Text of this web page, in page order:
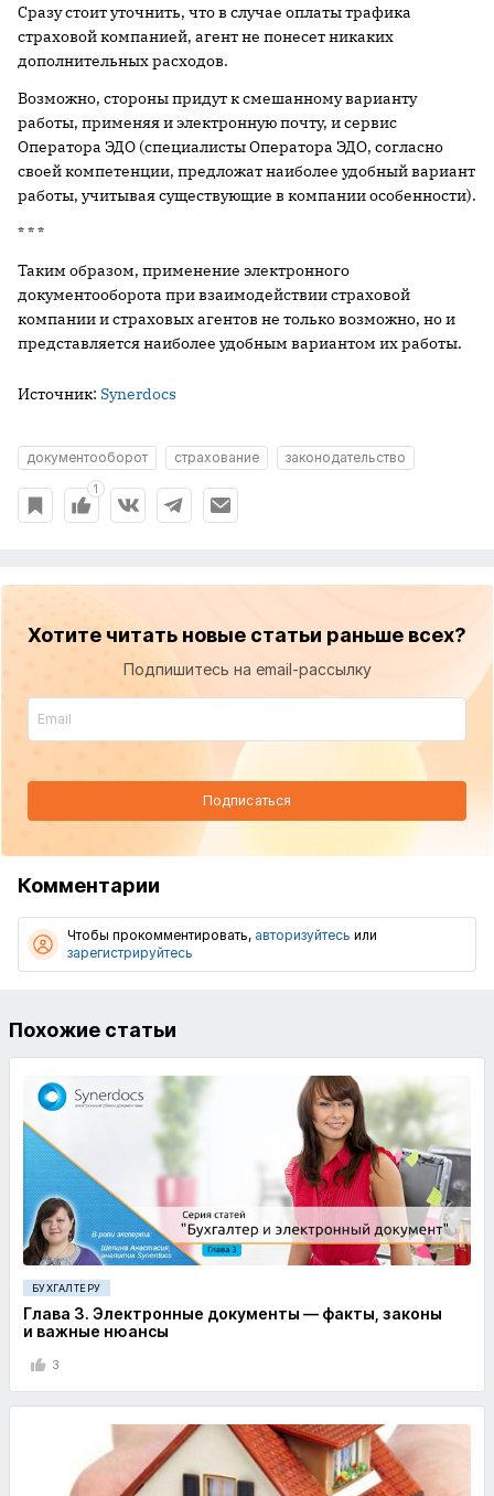
Сразу стоит уточнить, что в случае оплаты трафика
страховой компанией, агент не понесет никаких
дополнительных расходов.
Возможно, стороны придут к смешанному варианту
работы, применяя и электронную почту, и сервис
Оператора ЭДО (специалисты Оператора ЭДО, согласно
своей компетенции, предложат наиболее удобный вариант
работы, учитывая существующие в компании особенности).
* * *
Таким образом, применение электронного
документооборота при взаимодействии страховой
компании и страховых агентов не только возможно, но и
представляется наиболее удобным вариантом их работы.
Источник: Synerdocs
документооборот страхование законодательство
1
Хотите читать новые статьи раньше всех?
Подпишитесь на email-рассылку
Подписаться
Комментарии
Чтобы прокомментировать, авторизуйтесь или
зарегистрируйтесь
Похожие статьи
БУХГАЛТЕРУ
Глава 3. Электронные документы — факты, законы
и важные нюансы
3